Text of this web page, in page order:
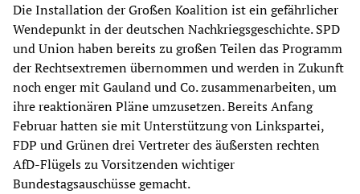
Die Installation der Großen Koalition ist ein gefährlicher
Wendepunkt in der deutschen Nachkriegsgeschichte. SPD
und Union haben bereits zu großen Teilen das Programm
der Rechtsextremen übernommen und werden in Zukunft
noch enger mit Gauland und Co. zusammenarbeiten, um
ihre reaktionären Pläne umzusetzen. Bereits Anfang
Februar hatten sie mit Unterstützung von Linkspartei,
FDP und Grünen drei Vertreter des äußersten rechten
AfD-Flügels zu Vorsitzenden wichtiger
Bundestagsauschüsse gemacht.